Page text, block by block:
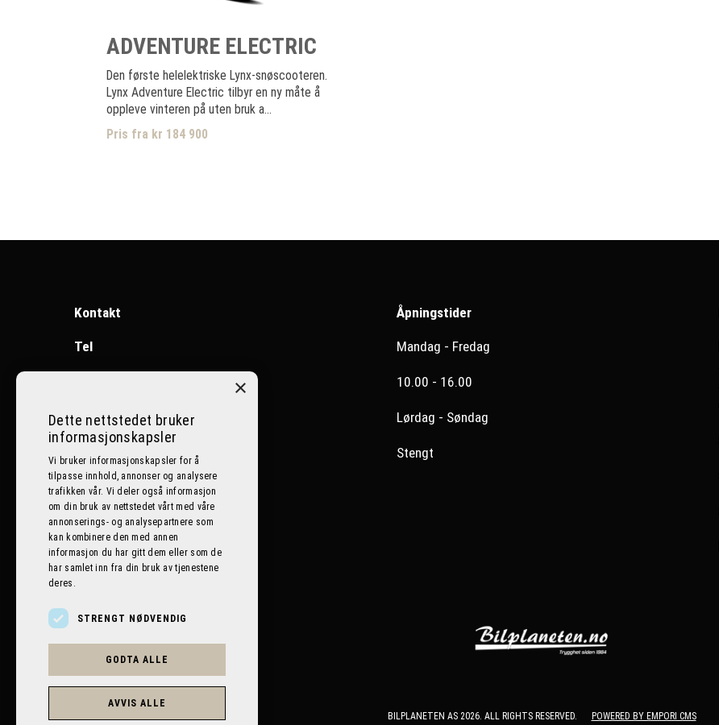
ADVENTURE ELECTRIC
Den første helelektriske Lynx-snøscooteren.
Lynx Adventure Electric tilbyr en ny måte å
oppleve vinteren på uten bruk a...
Pris fra kr 184 900
Kontakt
Tel
Nesbyen:32072500
Lillehammer: 612 59 059
E-post
post@bilplaneten.no
Åpningstider
Mandag - Fredag
10.00 - 16.00
Lørdag - Søndag
Stengt
BILPLANETEN AS 2026. ALL RIGHTS RESERVED. POWERED BY EMPORI CMS
×
Dette nettstedet bruker
informasjonskapsler
Vi bruker informasjonskapsler for å
tilpasse innhold, annonser og analysere
trafikken vår. Vi deler også informasjon
om din bruk av nettstedet vårt med våre
annonserings- og analysepartnere som
kan kombinere den med annen
informasjon du har gitt dem eller som de
har samlet inn fra din bruk av tjenestene
deres.
STRENGT NØDVENDIG
GODTA ALLE
AVVIS ALLE